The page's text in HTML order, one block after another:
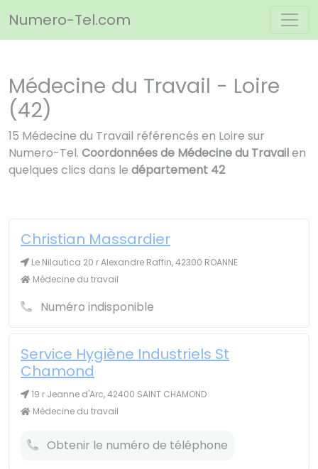
Numero-Tel.com
Médecine du Travail - Loire
(42)
15 Médecine du Travail référencés en Loire sur
Numero-Tel. Coordonnées de Médecine du Travailen
quelques clics dans le département 42
Christian Massardier
Le Nilautica 20 r Alexandre Raffin, 42300 ROANNE
Médecine du travail
Numéro indisponible
Service Hygiène Industriels St
Chamond
19 r Jeanne d'Arc, 42400 SAINT CHAMOND
Médecine du travail
Obtenir le numéro de téléphone